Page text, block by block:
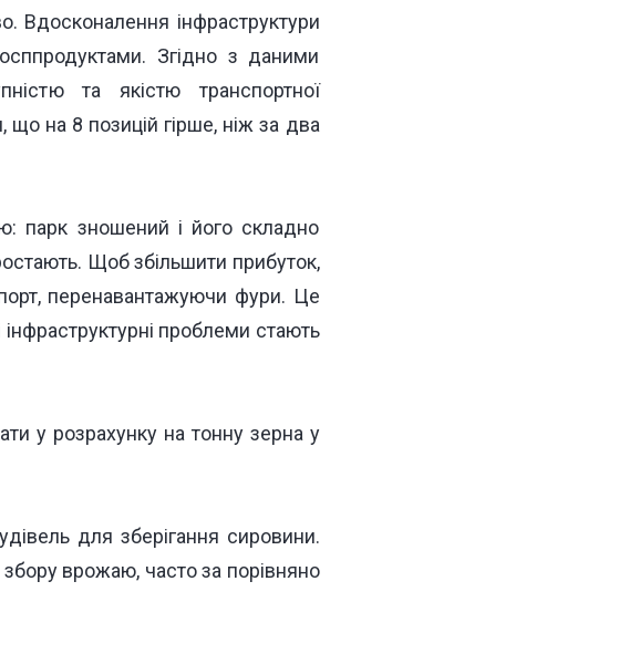
Вдосконалення інфраструктури
Згідно з даними
та якістю транспортної
що на 8 позицій гірше, ніж за два
парк зношений і його складно
Щоб збільшити прибуток,
перенавантажуючи фури. Це
проблеми стають
у розрахунку на тонну зерна у
для зберігання сировини.
врожаю, часто за порівняно